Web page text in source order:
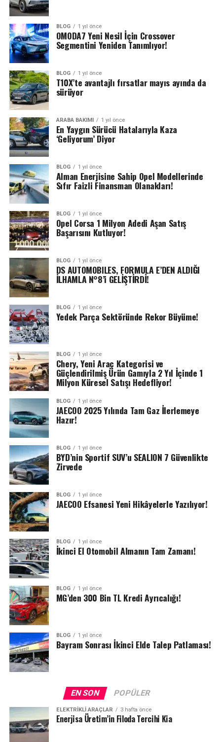
BLOG 1 yıl önce
OMODA7 Yeni Nesil İçin Crossover
Segmentini Yeniden Tanımlıyor!
BLOG 1 yıl önce
T10X’te avantajlı fırsatlar mayıs ayında da
sürüyor
ARABA BAKIMI 1 yıl önce
En Yaygın Sürücü Hatalarıyla Kaza
‘Geliyorum’ Diyor
BLOG 1 yıl önce
Alman Enerjisine Sahip Opel Modellerinde
Sıfır Faizli Finansman Olanakları!
BLOG 1 yıl önce
Opel Corsa 1 Milyon Adedi Aşan Satış
Başarısını Kutluyor!
BLOG 1 yıl önce
DS AUTOMOBILES, FORMULA E’DEN ALDIĞI
İLHAMLA N°8’i GELİŞTİRDİ!
BLOG 1 yıl önce
Yedek Parça Sektöründe Rekor Büyüme!
BLOG 1 yıl önce
Chery, Yeni Araç Kategorisi ve
Güçlendirilmiş Ürün Gamıyla 2 Yıl İçinde 1
Milyon Küresel Satışı Hedefliyor!
BLOG 1 yıl önce
JAECOO 2025 Yılında Tam Gaz İlerlemeye
Hazır!
BLOG 1 yıl önce
BYD’nin Sportif SUV’u SEALION 7 Güvenlikte
Zirvede
BLOG 1 yıl önce
JAECOO Efsanesi Yeni Hikâyelerle Yazılıyor!
BLOG 1 yıl önce
İkinci El Otomobil Almanın Tam Zamanı!
BLOG 1 yıl önce
MG’den 300 Bin TL Kredi Ayrıcalığı!
BLOG 1 yıl önce
Bayram Sonrası İkinci Elde Talep Patlaması!
EN SON POPÜLER
ELEKTRIKLI ARAÇLAR 3 hafta önce
Enerjisa Üretim’in Filoda Tercihi Kia